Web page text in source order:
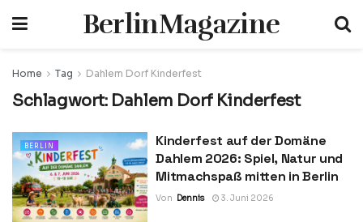
BerlinMagazine
Home Tag Dahlem Dorf Kinderfest
Schlagwort: Dahlem Dorf Kinderfest
BERLIN
Kinderfest auf der Domäne
Dahlem 2026: Spiel, Natur und
Mitmachspaß mitten in Berlin
Von Dennis 3. Juni 2026